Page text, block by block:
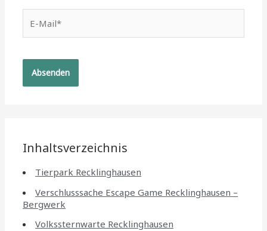
Mail*
Inhaltsverzeichnis
Tierpark Recklinghausen
Verschlusssache Escape Game Recklinghausen –
Bergwerk
Volkssternwarte Recklinghausen